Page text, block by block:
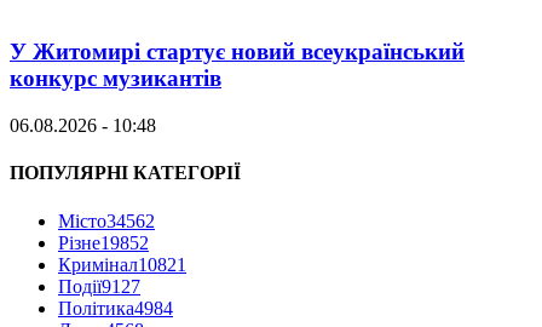
У Житомирі стартує новий всеукраїнський
конкурс музикантів
06.08.2026 - 10:48
ПОПУЛЯРНІ КАТЕГОРІЇ
Місто34562
Різне19852
Кримінал10821
Події9127
Політика4984